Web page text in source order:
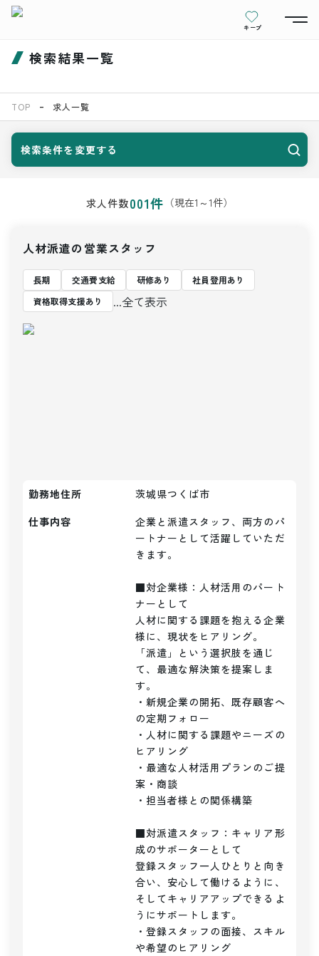
キープ
検索結果一覧
TOP 求人一覧
検索条件を変更する
求人件数001件 （現在1 ～1件）
人材派遣の営業スタッフ
長期 交通費支給 研修あり
社員登用あり
資格取得支援あり
...全て表示
勤務地住所
茨城県つくば市
仕事内容
企業と派遣スタッフ、両方のパ
ートナーとして活躍していただ
きます。
■対企業様：人材活用のパート
ナーとして
人材に関する課題を抱える企業
様に、現状をヒアリング。
「派遣」という選択肢を通じ
て、最適な解決策を提案しま
す。
・新規企業の開拓、既存顧客へ
の定期フォロー
・人材に関する課題やニーズの
ヒアリング
・最適な人材活用プランのご提
案・商談
・担当者様との関係構築
■対派遣スタッフ：キャリア形
成のサポーターとして
登録スタッフ一人ひとりと向き
合い、安心して働けるように、
そしてキャリアアップできるよ
うにサポートします。
・登録スタッフの面接、スキル
や希望のヒアリング